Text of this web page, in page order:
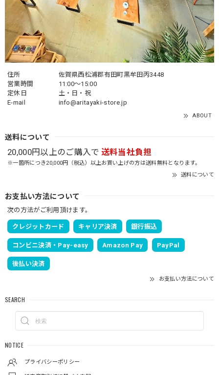
住所
佐賀県西松浦郡有田町黒牟田丙3448
営業時間
11:00～15:00
定休日
土・日・祝
E-mail
info@aritayaki-store.jp
ABOUT
送料について
20,000円以上のご購入で 送料当社負担
※一箇所につき20,000円（税込）以上お買い上げの方は送料無料となります。
送料について
お支払い方法について
次の方法がご利用頂けます。
クレジットカード キャリア決済 銀行振込
コンビニ決済・Pay-easy Amazon Pay PayPal
後払い決済
お支払い方法について
SEARCH
NOTICE
プライバシーポリシー